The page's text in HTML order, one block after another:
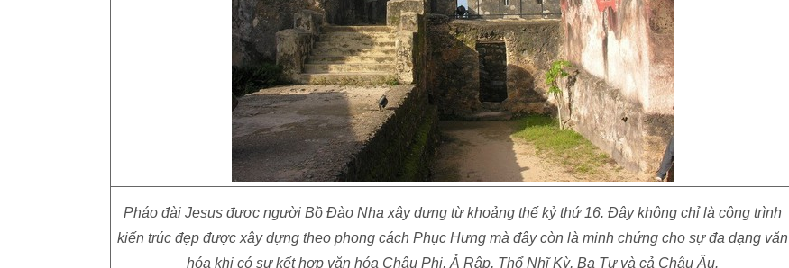
Pháo đài Jesus được người Bồ Đào Nha xây dựng từ khoảng thế kỷ thứ 16. Đây không chỉ là công trình
kiến trúc đẹp được xây dựng theo phong cách Phục Hưng mà đây còn là minh chứng cho sự đa dạng văn
hóa khi có sự kết hợp văn hóa Châu Phi, Ả Rập, Thổ Nhĩ Kỳ, Ba Tư và cả Châu Âu.